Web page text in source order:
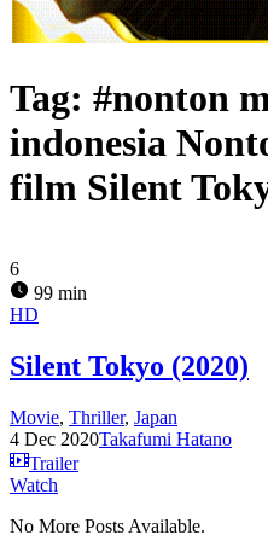
Tag: #nonton
indonesia
film Silent
6
99 min
HD
Silent Tokyo (2020)
Movie, Thriller, Japan
4 Dec 2020Takafumi Hatano
Trailer
Watch
No More Posts Available.